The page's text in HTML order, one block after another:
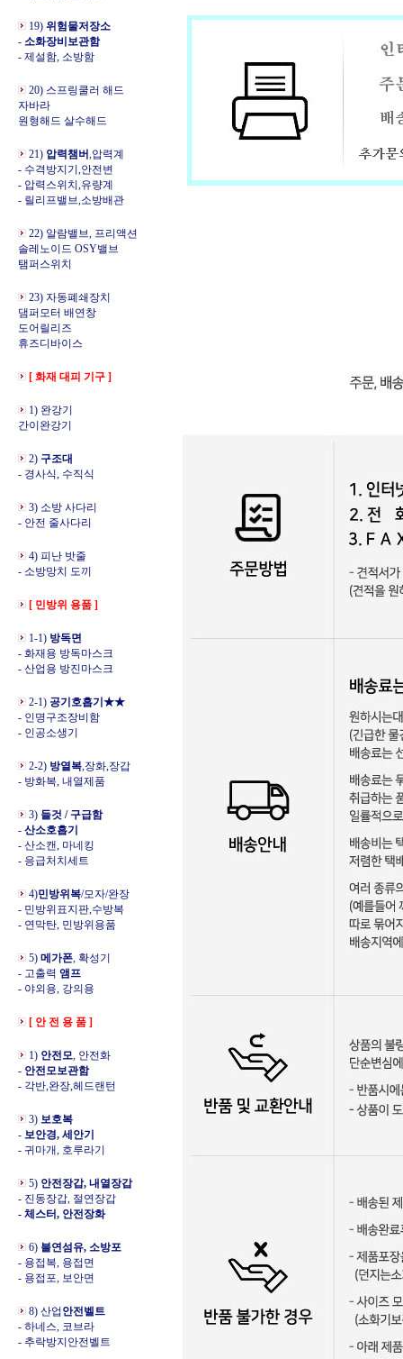
19) 위험물저장소
- 소화장비보관함
- 제설함, 소방함
20) 스프링쿨러 해드
자바라
원형해드 살수해드
21) 압력챔버,압력계
- 수격방지기,안전변
- 압력스위치,유량계
- 릴리프밸브,소방배관
22) 알람밸브, 프리액션
솔레노이드 OSY밸브
탬퍼스위치
23) 자동폐쇄장치
댐퍼모터 배연창
도어릴리즈
휴즈디바이스
[ 화재 대피 기구 ]
1) 완강기
간이완강기
2) 구조대
- 경사식, 수직식
3) 소방 사다리
- 안전 줄사다리
4) 피난 밧줄
- 소방망치 도끼
[ 민방위 용품 ]
1-1) 방독면
- 화재용 방독마스크
- 산업용 방진마스크
2-1) 공기호흡기★★
- 인명구조장비함
- 인공소생기
2-2) 방열복,장화,장갑
- 방화복, 내열제품
3) 들것 / 구급함
- 산소호흡기
- 산소캔, 마네킹
- 응급처치세트
4)민방위복/모자/완장
- 민방위표지판,수방복
- 연막탄, 민방위용품
5) 메가폰, 확성기
- 고출력 앰프
- 야외용, 강의용
[ 안 전 용 품 ]
1) 안전모, 안전화
- 안전모보관함
- 각반,완장,헤드랜턴
3) 보호복
- 보안경, 세안기
- 귀마개, 호루라기
5) 안전장갑, 내열장갑
- 진동장갑, 절연장갑
- 체스터, 안전장화
6) 불연섬유, 소방포
- 용접복, 용접면
- 용접포, 보안면
8) 산업 안전벨트
- 하네스, 코브라
- 추락방지안전벨트